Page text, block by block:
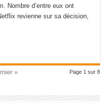
Nombre d’entre eux ont
revienne sur sa décision,
Page 1 sur 8
»